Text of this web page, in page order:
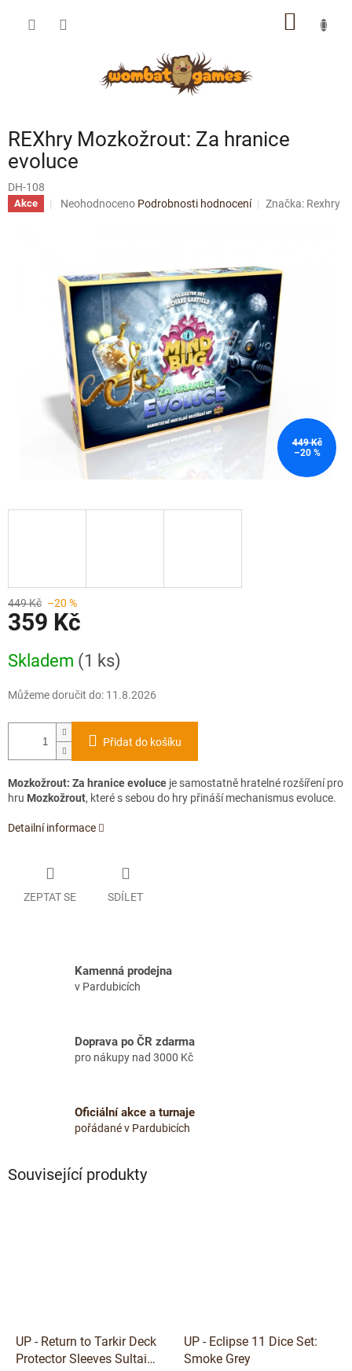
REXhry Mozkožrout: Za hranice
evoluce
DH-108
Akce
Průměrné
z
5
hvězdiček.
Neohodnoceno Podrobnosti hodnocení Značka: Rexhry
449 Kč
–20 %
449 Kč –20 %
359 Kč
cena:
Skladem (1 ks)
Můžeme doručit do: 11.8.2026
Přidat do košíku
Mozkožrout: Za hranice evoluce je samostatně hratelné rozšíření pro
hru Mozkožrout, které s sebou do hry přináší mechanismus evoluce.
Detailní informace
ZEPTAT SE SDÍLET
Kamenná prodejna
v Pardubicích
Doprava po ČR zdarma
pro nákupy nad 3000 Kč
Oficiální akce a turnaje
pořádané v Pardubicích
Související produkty
UP - Return to Tarkir Deck
Protector Sleeves Sultai
UP - Eclipse 11 Dice Set:
Smoke Grey